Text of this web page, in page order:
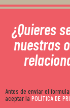
¿Quieres
nuestras
Antes de enviar el
aceptar la POLÍTICA DE